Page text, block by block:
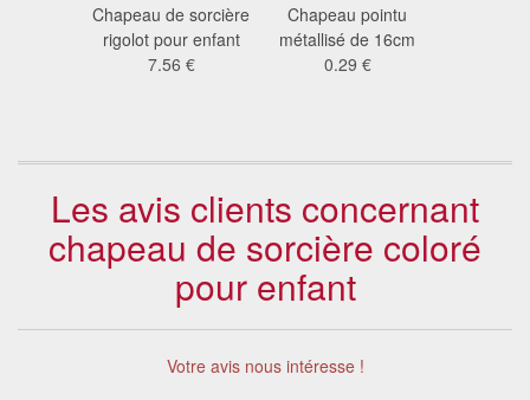
Chapeau de sorcière
rigolot pour enfant
7.56 €
Chapeau pointu
métallisé de 16cm
0.29 €
Les avis clients concernant
chapeau de sorcière coloré
pour enfant
Votre avis nous intéresse !